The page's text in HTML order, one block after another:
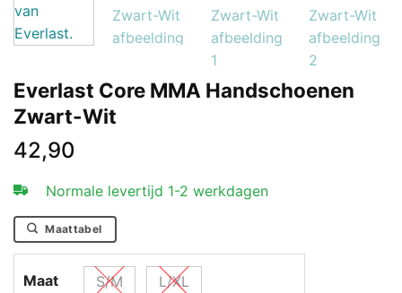
Everlast Core MMA Handschoenen
Zwart-Wit
42,90
Normale levertijd 1-2 werkdagen
Maattabel
Maat S/M L/XL